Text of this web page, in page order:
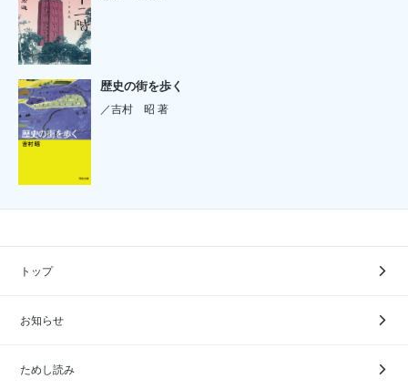
歴史の街を歩く
／吉村 昭 著
トップ
お知らせ
ためし読み